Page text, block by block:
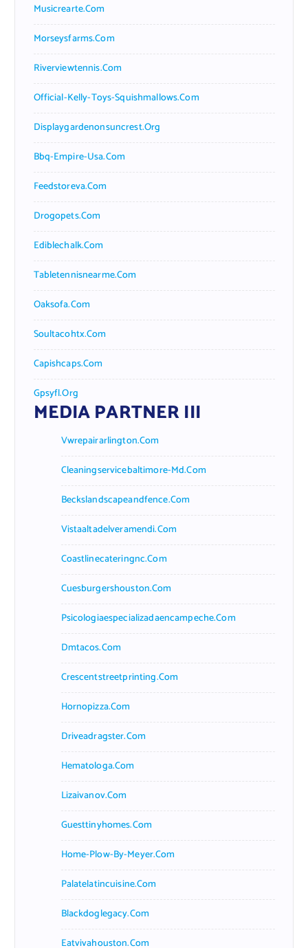
Musicrearte.com
Morseysfarms.com
Riverviewtennis.com
Official-Kelly-Toys-Squishmallows.com
Displaygardenonsuncrest.org
Bbq-Empire-Usa.com
Feedstoreva.com
Drogopets.com
Ediblechalk.com
Tabletennisnearme.com
Oaksofa.com
Soultacohtx.com
Capishcaps.com
Gpsyfl.org
MEDIA PARTNER III
Vwrepairarlington.com
Cleaningservicebaltimore-Md.com
Beckslandscapeandfence.com
Vistaaltadelveramendi.com
Coastlinecateringnc.com
Cuesburgershouston.com
Psicologiaespecializadaencampeche.com
Dmtacos.com
Crescentstreetprinting.com
Hornopizza.com
Driveadragster.com
Hematologa.com
Lizaivanov.com
Guesttinyhomes.com
Home-Plow-By-Meyer.com
Palatelatincuisine.com
Blackdoglegacy.com
Eatvivahouston.com